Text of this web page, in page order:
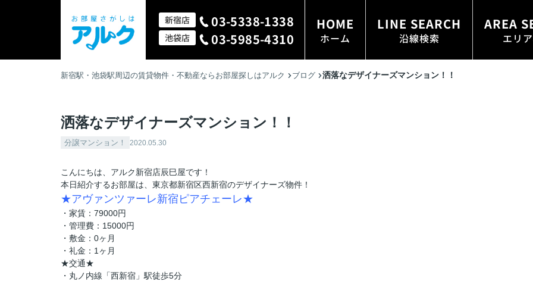
新宿店 03-5338-1338
池袋店 03-5985-4310
HOME
ホーム
LINE SEARCH
沿線検索
AREA
エリ
新宿駅・池袋駅周辺の賃貸物件・不動産ならお部屋探しはアルク ブログ 洒落なデザイナーズマンション！！
洒落なデザイナーズマンション！！
分譲マンション！ 2020.05.30
こんにちは、アルク新宿店辰巳屋です！
本日紹介するお部屋は、東京都新宿区西新宿のデザイナーズ物件！
★アヴァンツァーレ新宿ピアチェーレ★
・家賃：79000円
・管理費：15000円
・敷金：0ヶ月
・礼金：1ヶ月
★交通★
・丸ノ内線「西新宿」駅徒歩5分